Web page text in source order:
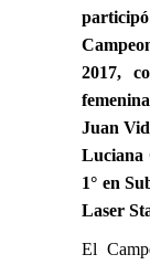
2017,
Juan
Luciana
1° en
Laser
El